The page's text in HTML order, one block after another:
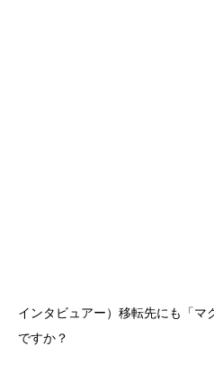
インタビュアー）移転先にも「マ
ですか？